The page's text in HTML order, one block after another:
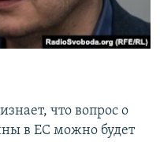
что вопрос о
в ЕС можно будет